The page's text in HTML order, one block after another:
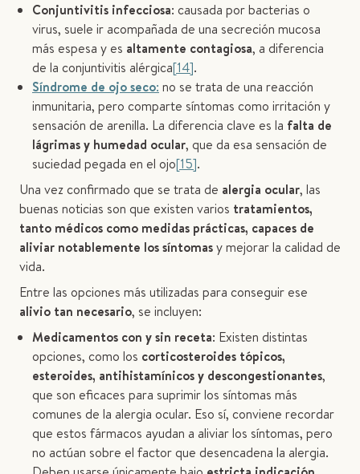
Conjuntivitis infecciosa: causada por bacterias o
virus, suele ir acompañada de una secreción mucosa
más espesa y es altamente contagiosa, a diferencia
de la conjuntivitis alérgica[14].
Síndrome de ojo seco: no se trata de una reacción
inmunitaria, pero comparte síntomas como irritación y
sensación de arenilla. La diferencia clave es la falta de
lágrimas y humedad ocular, que da esa sensación de
suciedad pegada en el ojo[15].
Una vez confirmado que se trata de alergia ocular, las
buenas noticias son que existen varios tratamientos,
tanto médicos como medidas prácticas, capaces de
aliviar notablemente los síntomasy mejorar la calidad de
vida.
Entre las opciones más utilizadas para conseguir ese
alivio tan necesario, se incluyen:
Medicamentos con y sin receta: Existen distintas
opciones, como los corticosteroides tópicos,
esteroides, antihistamínicos y descongestionantes,
que son eficaces para suprimir los síntomas más
comunes de la alergia ocular. Eso sí, conviene recordar
que estos fármacos ayudan a aliviar los síntomas, pero
no actúan sobre el factor que desencadena la alergia.